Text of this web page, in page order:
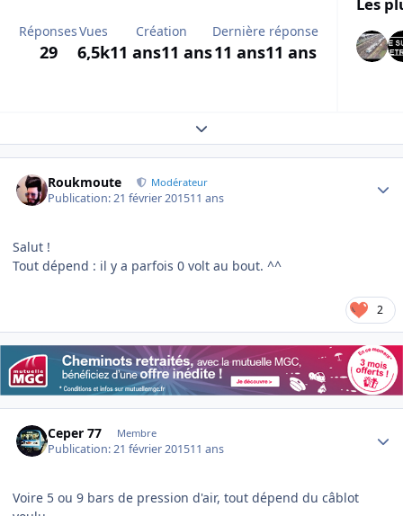
Réponses
29
Vues
6,5k
Création
11 ans11 ans
Dernière réponse
11 ans11 ans
Expand topic overview
Roukmoute Modérateur
Publication:21 février 201511 ans
Salut !
Tout dépend : il y a parfois 0 volt au bout. ^^
2
Ceper 77 Membre
Publication:21 février 201511 ans
Voire 5 ou 9 bars de pression d'air, tout dépend du câblot